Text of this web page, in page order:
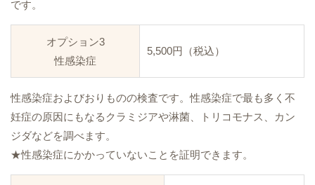
です。
オプション3
性感染症
5,500円（税込）
性感染症およびおりものの検査です。性感染症で最も多く不
妊症の原因にもなるクラミジアや淋菌、トリコモナス、カン
ジダなどを調べます。
★性感染症にかかっていないことを証明できます。